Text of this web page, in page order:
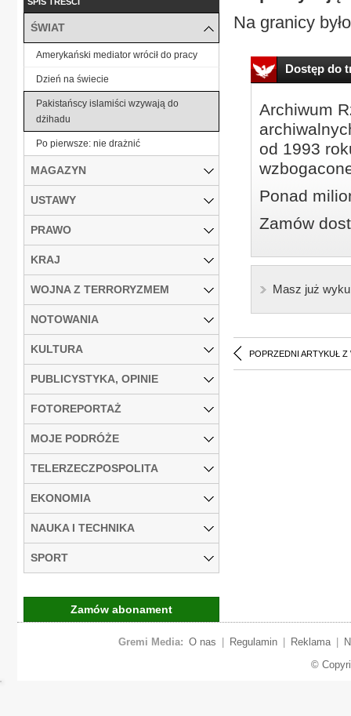
Na granicy
Dostęp do
Archiwum
od 1993
Ponad
Zamów
Masz już
POPRZEDNI ARTYKUŁ Z
ŚWIAT
Amerykański mediator wrócił do pracy
Dzień na świecie
Pakistańscy islamiści wzywają do
dżihadu
Po pierwsze: nie drażnić
MAGAZYN
USTAWY
PRAWO
KRAJ
WOJNA Z TERRORYZMEM
NOTOWANIA
KULTURA
PUBLICYSTYKA, OPINIE
FOTOREPORTAŻ
MOJE PODRÓŻE
TELERZECZPOSPOLITA
EKONOMIA
NAUKA I TECHNIKA
SPORT
Zamów abonament
Gremi Media: O nas Regulamin Reklama
©